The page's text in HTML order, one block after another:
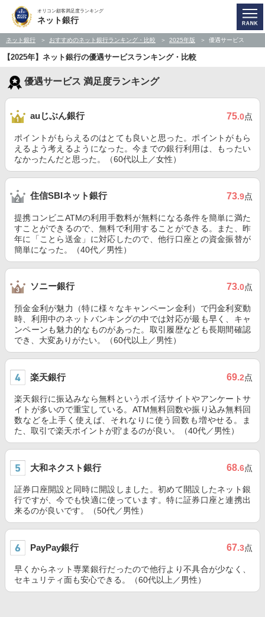
オリコン顧客満足度ランキング
ネット銀行
ネット銀行 おすすめのネット銀行ランキング・比較 2025年版 優遇サービス
【2025年】ネット銀行の優遇サービスランキング・比較
優遇サービス 満足度ランキング
auじぶん銀行 75.0点
ポイントがもらえるのはとても良いと思った。ポイントがもら
えるよう考えるようになった。今までの銀行利用は、もったい
なかったんだと思った。（60代以上／女性）
住信SBIネット銀行 73.9点
提携コンビニATMの利用手数料が無料になる条件を簡単に満た
すことができるので、無料で利用することができる。また、昨
年に「ことら送金」に対応したので、他行口座との資金振替が
簡単になった。（40代／男性）
ソニー銀行 73.0点
預金金利が魅力（特に様々なキャンペーン金利）で円金利変動
時、利用中のネットバンキングの中では対応が最も早く、キャ
ンペーンも魅力的なものがあった。取引履歴なども長期間確認
でき、大変ありがたい。（60代以上／男性）
楽天銀行 69.2点
楽天銀行に振込みなら無料というポイ活サイトやアンケートサ
イトが多いので重宝している。ATM無料回数や振り込み無料回
数などを上手く使えば、それなりに使う回数も増やせる。ま
た、取引で楽天ポイントが貯まるのが良い。（40代／男性）
大和ネクスト銀行 68.6点
証券口座開設と同時に開設しました。初めて開設したネット銀
行ですが、今でも快適に使っています。特に証券口座と連携出
来るのが良いです。（50代／男性）
PayPay銀行 67.3点
早くからネット専業銀行だったので他行より不具合が少なく、
セキュリティ面も安心できる。（60代以上／男性）